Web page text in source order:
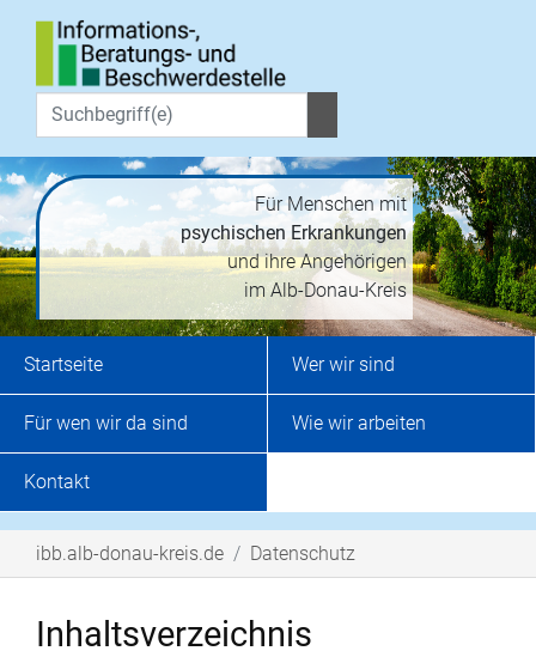
Für Menschen mit
psychischen Erkrankungen
und ihre Angehörigen
im Alb-Donau-Kreis
Startseite Wer wir sind
Für wen wir da sind Wie wir arbeiten
Kontakt
ibb.alb-donau-kreis.de Datenschutz
Inhaltsverzeichnis